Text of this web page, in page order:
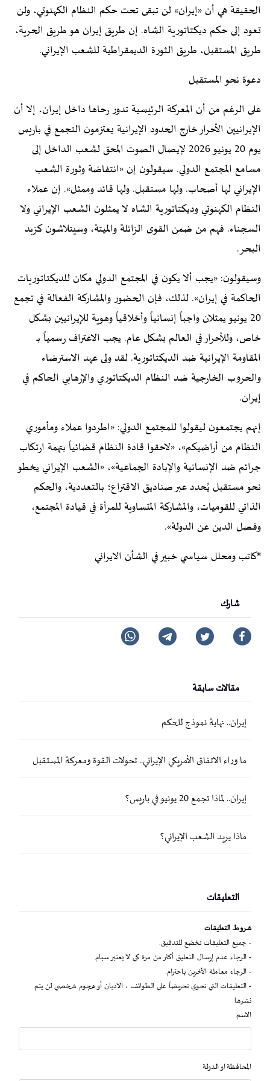
الحقيقة هي أن «إيران» لن تبقى تحت حكم النظام الكهنوتي، ولن
تعود إلى حكم ديكتاتورية الشاه. إن طريق إيران هو طريق الحرية،
طريق المستقبل، طريق الثورة الديمقراطية للشعب الإيراني.
دعوة نحو المستقبل
على الرغم من أن المعركة الرئيسية تدور رحاها داخل إيران، إلا أن
الإيرانيين الأحرار خارج الحدود الإيرانية يعتزمون التجمع في باريس
يوم 20 يونيو 2026 لإيصال الصوت المحق لشعب الداخل إلى
مسامع المجتمع الدولي. سيقولون إن «انتفاضة وثورة الشعب
الإيراني لها أصحاب. ولها مستقبل. ولها قائد وممثل». إن عملاء
النظام الكهنوتي وديكتاتورية الشاه لا يمثلون الشعب الإيراني ولا
السجناء. فهم من ضمن القوى الزائلة والميتة، وسيتلاشون كزبد
البحر.
وسيقولون: «يجب ألا يكون في المجتمع الدولي مكان للديكتاتوريات
الحاكمة في إيران». لذلك، فإن الحضور والمشاركة الفعالة في تجمع
20 يونيو يمثلان واجباً إنسانياً وأخلاقياً وهوية للإيرانيين بشكل
خاص، وللأحرار في العالم بشكل عام. يجب الاعتراف رسمياً بـ
المقاومة الإيرانية ضد الديكتاتورية. لقد ولى عهد الاسترضاء
والحروب الخارجية ضد النظام الديكتاتوري والإرهابي الحاكم في
إيران.
إنهم يجتمعون ليقولوا للمجتمع الدولي: «اطردوا عملاء ومأموري
النظام من أراضيكم»، «لاحقوا قادة النظام قضائياً بتهمة ارتكاب
جرائم ضد الإنسانية والإبادة الجماعية»، «الشعب الإيراني يخطو
نحو مستقبل يُحدد عبر صناديق الاقتراع؛ بالتعددية، والحكم
الذاتي للقوميات، والمشاركة المتساوية للمرأة في قيادة المجتمع،
وفصل الدين عن الدولة».
*کاتب ومحلل سياسي خبير في الشأن الايراني
شارك
مقالات سابقة
إيران.. نهاية نموذج للحكم
ما وراء الاتفاق الأمريكي الإيراني.. تحولات القوة ومعركة المستقبل
إيران.. لماذا تجمع 20 يونيو في باريس؟
ماذا يريد الشعب الإيراني؟
التعليقات
شروط التعليقات
- جميع التعليقات تخضع للتدقيق.
- الرجاء عدم إرسال التعليق أكثر من مرة كي لا يعتبر سبام
- الرجاء معاملة الآخرين باحترام.
- التعليقات التي تحوي تحريضاً على الطوائف ، الاديان أو هجوم شخصي لن يتم
نشرها
الاسم
المحافظة او الدولة